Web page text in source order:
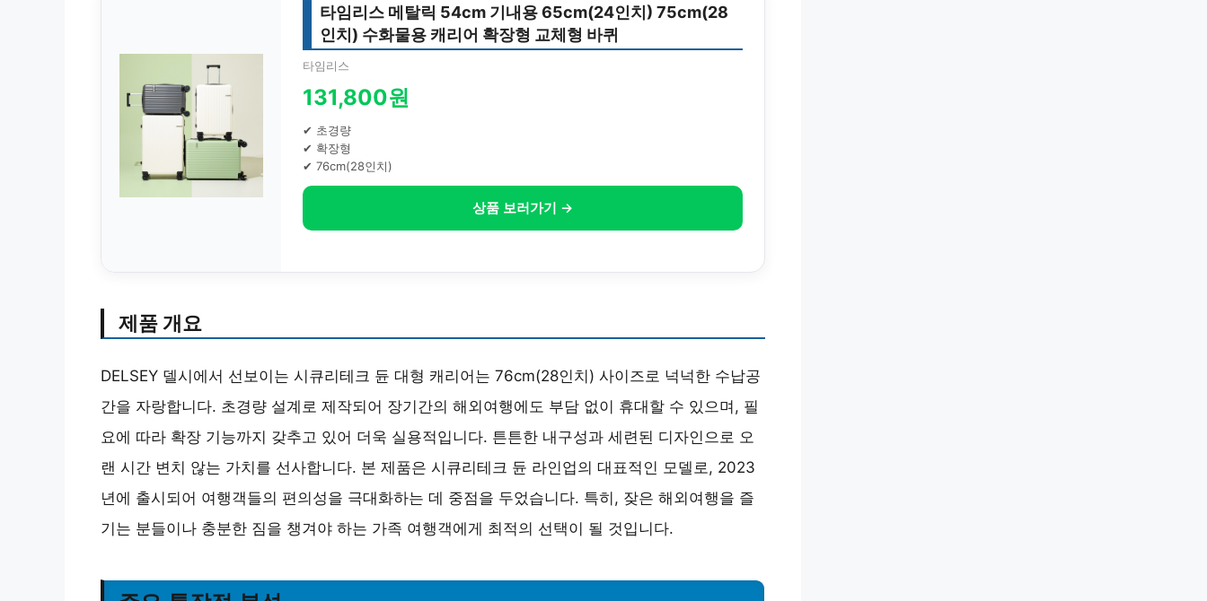
타임리스 메탈릭 54cm 기내용 65cm(24인치) 75cm(28
인치) 수화물용 캐리어 확장형 교체형 바퀴
타임리스
131,800원
✔ 초경량
✔ 확장형
✔ 76cm(28인치)
상품 보러가기 →
제품 개요
DELSEY 델시에서 선보이는 시큐리테크 듄 대형 캐리어는 76cm(28인치) 사이즈로 넉넉한 수납공
간을 자랑합니다. 초경량 설계로 제작되어 장기간의 해외여행에도 부담 없이 휴대할 수 있으며, 필
요에 따라 확장 기능까지 갖추고 있어 더욱 실용적입니다. 튼튼한 내구성과 세련된 디자인으로 오
랜 시간 변치 않는 가치를 선사합니다. 본 제품은 시큐리테크 듄 라인업의 대표적인 모델로, 2023
년에 출시되어 여행객들의 편의성을 극대화하는 데 중점을 두었습니다. 특히, 잦은 해외여행을 즐
기는 분들이나 충분한 짐을 챙겨야 하는 가족 여행객에게 최적의 선택이 될 것입니다.